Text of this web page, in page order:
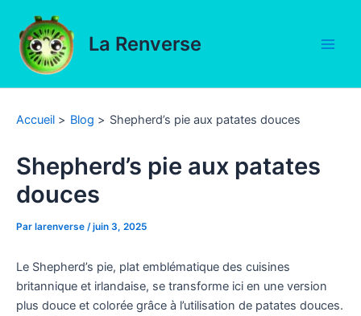
contenu
La Renverse
Accueil Blog Shepherd’s pie aux patates douces
Shepherd’s pie aux patates
douces
Par larenverse /juin 3, 2025
Le Shepherd’s pie, plat emblématique des cuisines
britannique et irlandaise, se transforme ici en une version
plus douce et colorée grâce à l’utilisation de patates douces.